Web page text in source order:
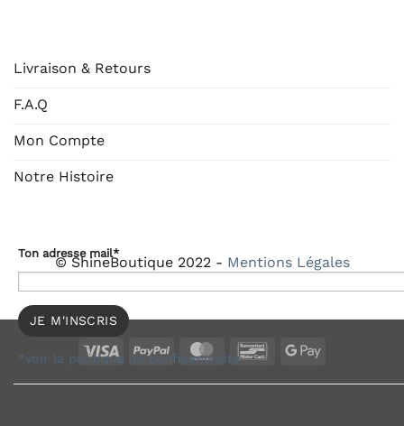
Livraison & Retours
F.A.Q
Mon Compte
Notre Histoire
Ton adresse mail*
*voir la politique de confidentialité
© ShineBoutique 2022 - Mentions Légales